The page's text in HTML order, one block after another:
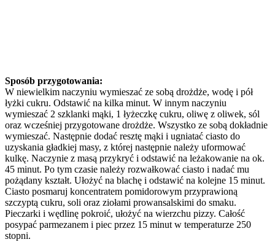
Sposób przygotowania:
W niewielkim naczyniu wymieszać ze sobą drożdże, wodę i pół
łyżki cukru. Odstawić na kilka minut. W innym naczyniu
wymieszać 2 szklanki mąki, 1 łyżeczkę cukru, oliwę z oliwek, sól
oraz wcześniej przygotowane drożdże. Wszystko ze sobą dokładnie
wymieszać. Następnie dodać resztę mąki i ugniatać ciasto do
uzyskania gładkiej masy, z której następnie należy uformować
kulkę. Naczynie z masą przykryć i odstawić na leżakowanie na ok.
45 minut. Po tym czasie należy rozwałkować ciasto i nadać mu
pożądany kształt. Ułożyć na blachę i odstawić na kolejne 15 minut.
Ciasto posmaruj koncentratem pomidorowym przyprawioną
szczyptą cukru, soli oraz ziołami prowansalskimi do smaku.
Pieczarki i wędlinę pokroić, ułożyć na wierzchu pizzy. Całość
posypać parmezanem i piec przez 15 minut w temperaturze 250
stopni.